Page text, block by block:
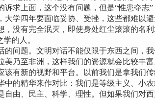
诉求上面，这个没有问题，但是“惟患夺志
大学四年要面临妥协、受挫，这些都难以
，没有完全泯灭，即使身处红尘滚滚的名
的人。
题。文明对话不能仅限于东西之间，我
美乃至非洲，这样我们的资源就会比较丰富
有新的视野和平台。以前我们是拿我们传
中的精华来作对比：我们是等级主义、小
自由、民主、科学、理性。但如果我们对